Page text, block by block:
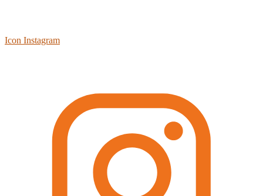
Icon Instagram